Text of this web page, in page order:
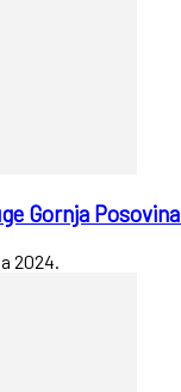
Gornja
2024.